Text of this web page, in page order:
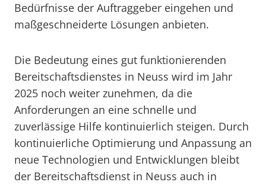
Bedürfnisse der Auftraggeber eingehen und
maßgeschneiderte Lösungen anbieten.
Die Bedeutung eines gut funktionierenden
Bereitschaftsdienstes in Neuss wird im Jahr
2025 noch weiter zunehmen, da die
Anforderungen an eine schnelle und
zuverlässige Hilfe kontinuierlich steigen. Durch
kontinuierliche Optimierung und Anpassung an
neue Technologien und Entwicklungen bleibt
der Bereitschaftsdienst in Neuss auch in